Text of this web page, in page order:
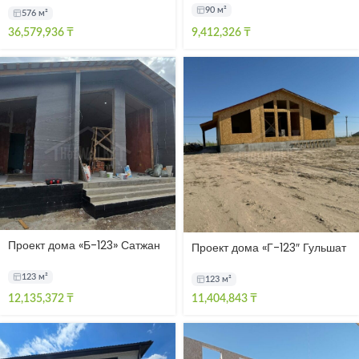
576 м²
36,579,936 ₸
90 м²
9,412,326 ₸
Проект дома «Б-123» Сатжан
123 м²
12,135,372 ₸
Проект дома «Г-123″ Гульшат
123 м²
11,404,843 ₸